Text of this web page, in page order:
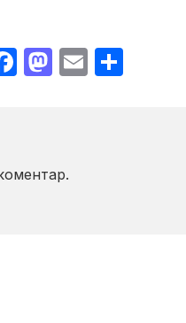
Facebook
Mastodon
EmailShare